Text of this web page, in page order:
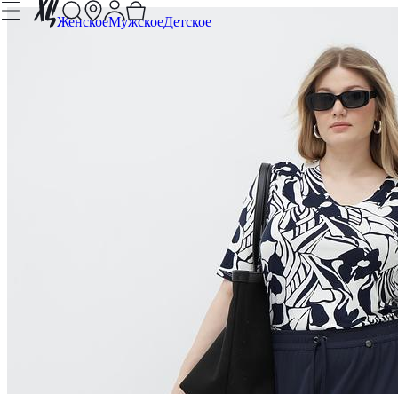
ЖенскоеМужскоеДетское